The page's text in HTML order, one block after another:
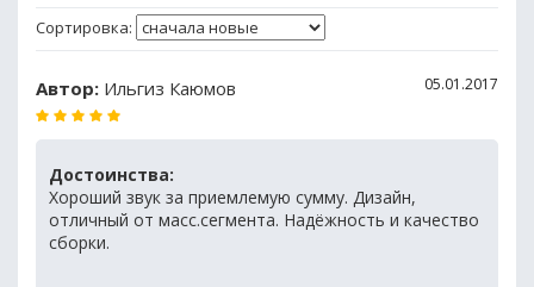
Сортировка:
Автор: Ильгиз Каюмов 05.01.2017
Достоинства:
Хороший звук за приемлемую сумму. Дизайн,
отличный от масс.сегмента. Надёжность и качество
сборки.